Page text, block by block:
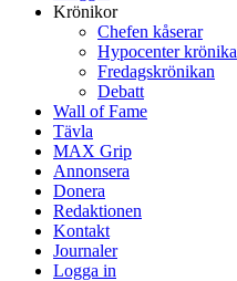
Krönikor
Chefen kåserar
Hypocenter krönika
Fredagskrönikan
Debatt
Wall of Fame
Tävla
MAX Grip
Annonsera
Donera
Redaktionen
Kontakt
Journaler
Logga in